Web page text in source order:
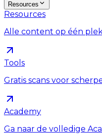
Resources
Resources
Alle content op één
Tools
Gratis scans voor
Academy
Ga naar de volledige